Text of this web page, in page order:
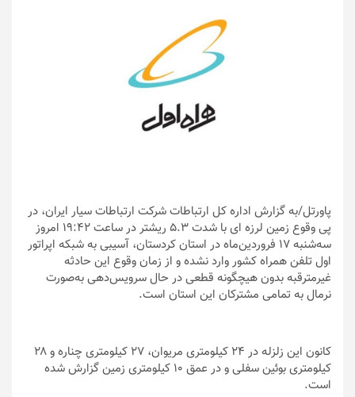
پاورتل/به گزارش اداره کل ارتباطات شرکت ارتباطات سیار ایران، در
پی وقوع زمین لرزه ای با شدت ۵.۳ ریشتر در ساعت 19:۴۲ امروز
سه‌شنبه ۱۷ فروردین‌ماه در استان کردستان، آسیبی به شبکه اپراتور
اول تلفن همراه کشور وارد نشده و از زمان وقوع این حادثه
غیرمترقبه بدون هیچگونه قطعی در حال سرویس‌دهی به‌صورت
نرمال به تمامی مشترکان این استان است.
کانون این زلزله در ۲۴ کیلومتری مریوان، ۲۷ کیلومتری چناره و ۲۸
کیلومتری بوئین سفلی و در عمق ۱۰ کیلومتری زمین گزارش شده
است.